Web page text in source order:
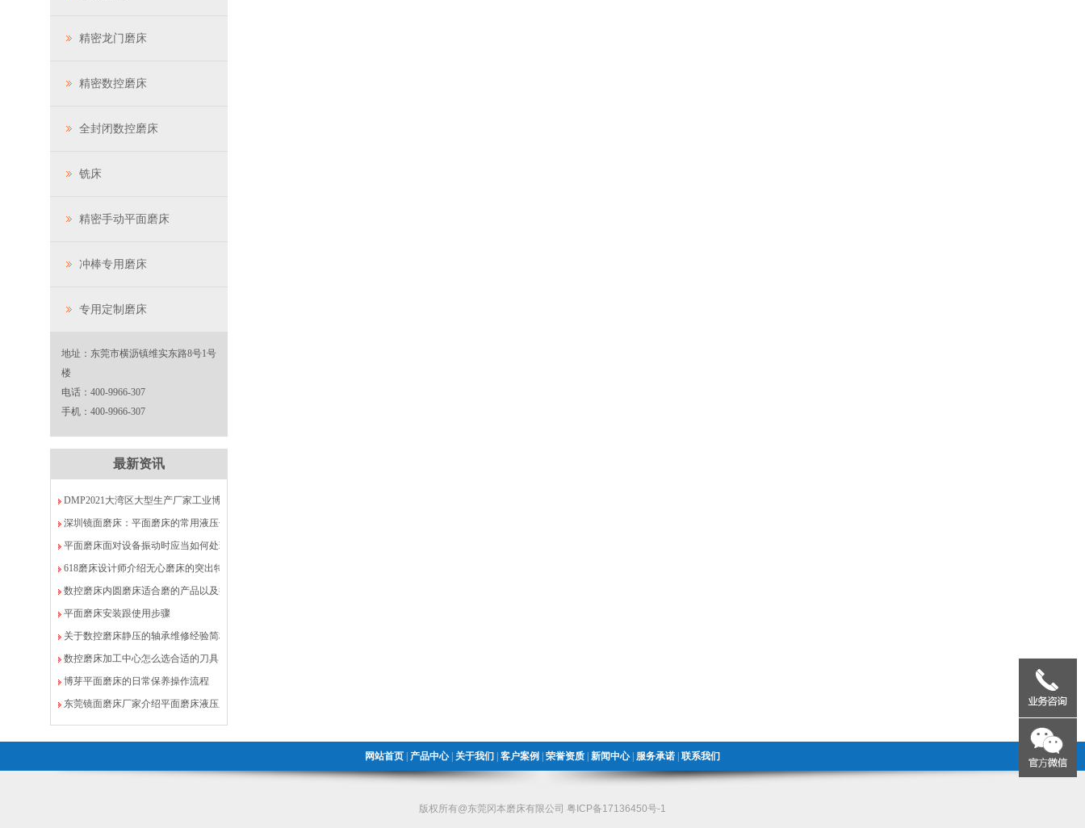
精密龙门磨床
精密数控磨床
全封闭数控磨床
铣床
精密手动平面磨床
冲棒专用磨床
专用定制磨床
地址：东莞市横沥镇维实东路8号1号
楼
电话：400-9966-307
手机：400-9966-307
最新资讯
DMP2021大湾区大型生产厂家工业博览会VIP
深圳镜面磨床：平面磨床的常用液压传动换向方
法分析
平面磨床面对设备振动时应当如何处理
618磨床设计师介绍无心磨床的突出特点
数控磨床内圆磨床适合磨的产品以及操作规程
平面磨床安装跟使用步骤
关于数控磨床静压的轴承维修经验简析
数控磨床加工中心怎么选合适的刀具
博芽平面磨床的日常保养操作流程
东莞镜面磨床厂家介绍平面磨床液压系统注意事
项
网站首页 产品中心| 关于我们 客户案例 荣誉资质 新闻中心| 服务承诺 联系我们
版权所有@东莞冈本磨床有限公司 粤ICP备17136450号-1